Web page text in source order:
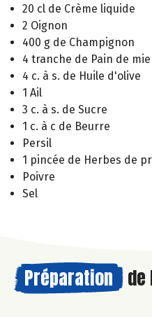
20 cl de Crème liquide
2 Oignon
400 g de Champignon
4 tranche de Pain de mie
4 c. à s. de Huile d'olive
1 Ail
3 c. à s. de Sucre
1 c. à c de Beurre
Persil
1 pincée de Herbes de
Poivre
Sel
Préparation de